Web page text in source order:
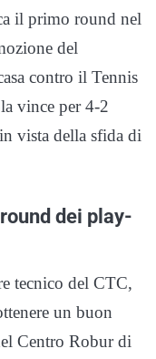
il primo round nel
del
contro il Tennis
vince per 4-2
vista della sfida di
dei play-
tecnico del CTC,
un buon
Centro Robur di